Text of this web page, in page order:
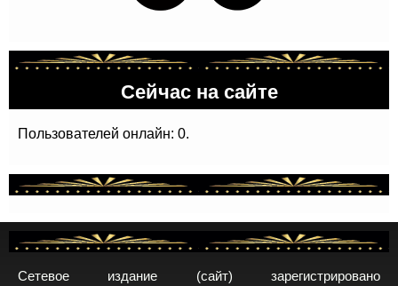
Сейчас на сайте
Пользователей онлайн: 0.
Сетевое издание (сайт) зарегистрировано